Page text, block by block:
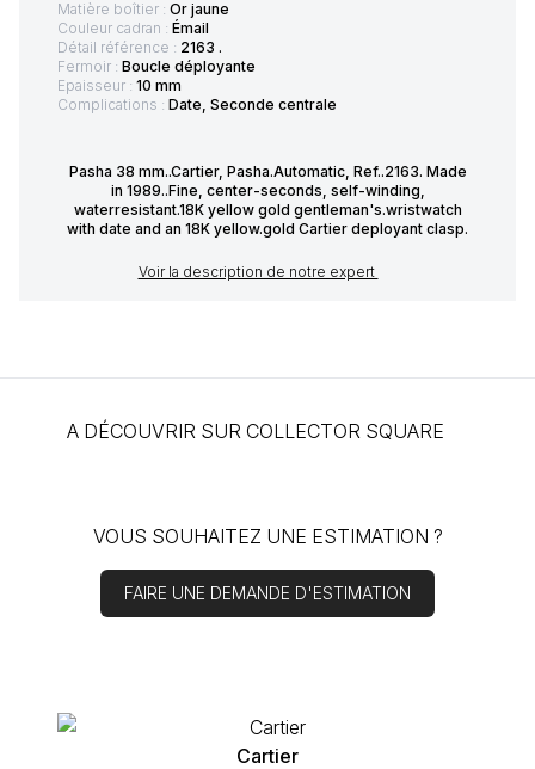
Matière boîtier : Or jaune
Couleur cadran : Émail
Détail référence : 2163 .
Fermoir : Boucle déployante
Epaisseur : 10 mm
Complications : Date, Seconde centrale
Pasha 38 mm..Cartier, Pasha.Automatic, Ref..2163. Made
in 1989..Fine, center-seconds, self-winding,
waterresistant.18K yellow gold gentleman's.wristwatch
with date and an 18K yellow.gold Cartier deployant clasp.
Voir la description de notre expert
A DÉCOUVRIR SUR COLLECTOR SQUARE
VOUS SOUHAITEZ UNE ESTIMATION ?
FAIRE UNE DEMANDE D'ESTIMATION
Cartier